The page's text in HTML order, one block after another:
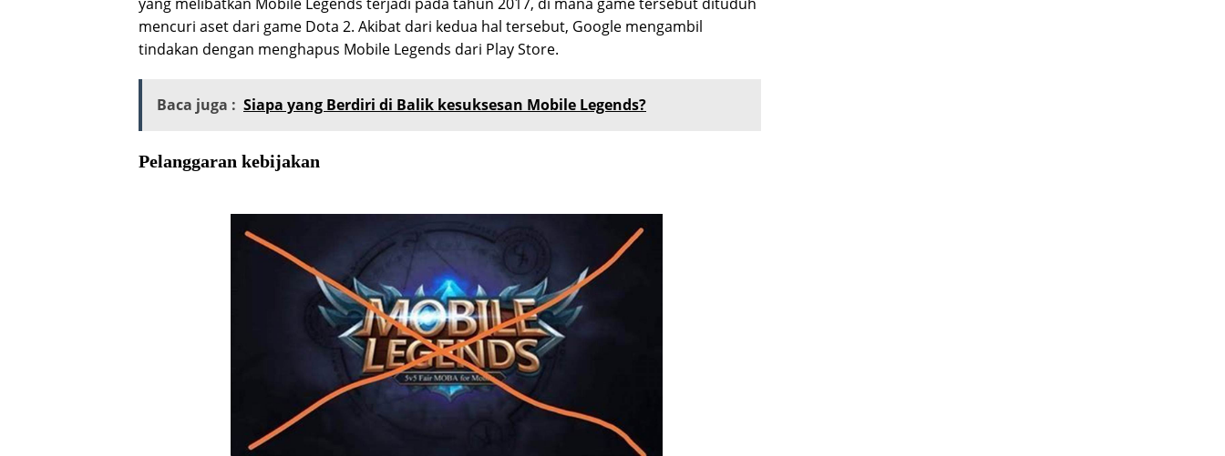
mencuri aset dari game Dota 2. Akibat dari kedua hal tersebut, Google mengambil
tindakan dengan menghapus Mobile Legends dari Play Store.
Baca juga : Siapa yang Berdiri di Balik kesuksesan Mobile Legends?
Pelanggaran kebijakan